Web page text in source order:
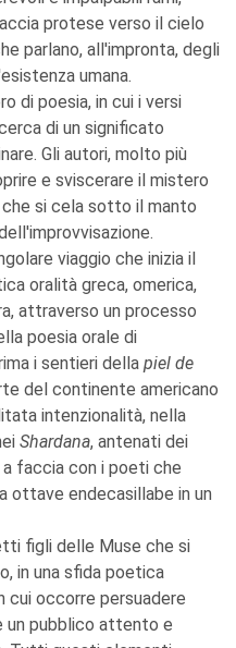
protese verso il cielo
parlano, all'impronta, degli
umana.
di poesia, in cui i versi
di un significato
Gli autori, molto più
e sviscerare il mistero
si cela sotto il manto
viaggio che inizia il
oralità greca, omerica,
attraverso un processo
poesia orale di
i sentieri della piel de
del continente americano
intenzionalità, nella
Shardana, antenati dei
faccia con i poeti che
ottave endecasillabe in un
figli delle Muse che si
in una sfida poetica
cui occorre persuadere
un pubblico attento e